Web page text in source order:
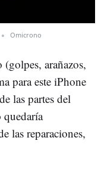
Omicrono
arañazos,
para este iPhone
las partes del
quedaría
las reparaciones,